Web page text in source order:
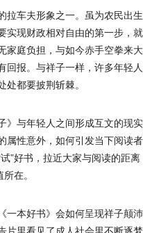
拉车夫形象之一。虽为农民出
实现财政相对自由的第一步，
家庭负担，与如今赤手空拳来
回报。与祥子一样，许多年轻
都要披荆斩棘。
》与年轻人之间形成互文的现
属性意外，如何引发当下阅读
”好书，拉近大家与阅读的距
在。
本好书》会如何呈现祥子颠
片里看见了成人社会里不断逐